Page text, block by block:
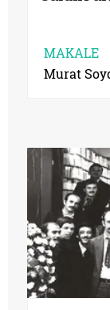
MAKALE
Murat